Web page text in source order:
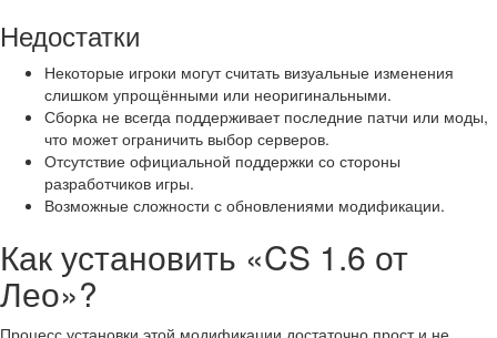
Недостатки
Некоторые игроки могут считать визуальные изменения
слишком упрощёнными или неоригинальными.
Сборка не всегда поддерживает последние патчи или моды,
что может ограничить выбор серверов.
Отсутствие официальной поддержки со стороны
разработчиков игры.
Возможные сложности с обновлениями модификации.
Как установить «CS 1.6 от
Лео»?
Процесс установки этой модификации достаточно прост и не